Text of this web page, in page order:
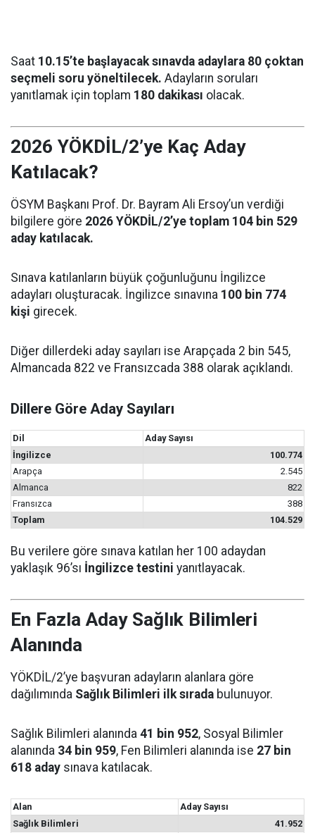
Saat 10.15’te başlayacak sınavda adaylara 80 çoktan
seçmeli soru yöneltilecek. Adayların soruları
yanıtlamak için toplam 180 dakikası olacak.
2026 YÖKDİL/2’ye Kaç Aday
Katılacak?
ÖSYM Başkanı Prof. Dr. Bayram Ali Ersoy’un verdiği
bilgilere göre 2026 YÖKDİL/2’ye toplam 104 bin 529
aday katılacak.
Sınava katılanların büyük çoğunluğunu İngilizce
adayları oluşturacak. İngilizce sınavına 100 bin 774
kişi girecek.
Diğer dillerdeki aday sayıları ise Arapçada 2 bin 545,
Almancada 822 ve Fransızcada 388 olarak açıklandı.
Dillere Göre Aday Sayıları
Dil
Aday Sayısı
İngilizce
100.774
Arapça
2.545
Almanca
822
Fransızca
388
Toplam
104.529
Bu verilere göre sınava katılan her 100 adaydan
yaklaşık 96’sı İngilizce testini yanıtlayacak.
En Fazla Aday Sağlık Bilimleri
Alanında
YÖKDİL/2’ye başvuran adayların alanlara göre
dağılımında Sağlık Bilimleri ilk sırada bulunuyor.
Sağlık Bilimleri alanında 41 bin 952, Sosyal Bilimler
alanında 34 bin 959, Fen Bilimleri alanında ise 27 bin
618 aday sınava katılacak.
Alan
Aday Sayısı
Sağlık Bilimleri
41.952